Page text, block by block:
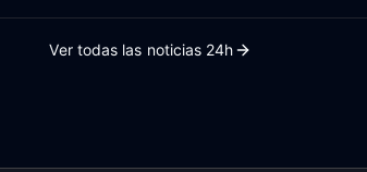
Ver todas las noticias 24h